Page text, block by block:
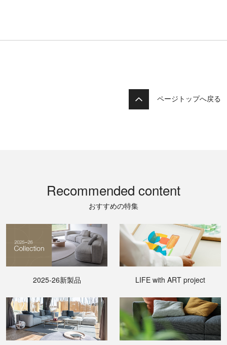
ページトップへ戻る
Recommended content
おすすめの特集
2025-26新製品 LIFE with ART project